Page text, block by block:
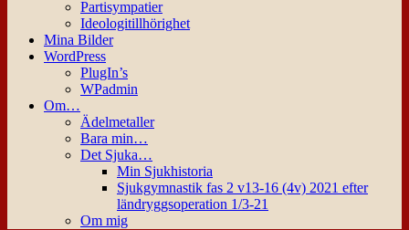
Partisympatier
Ideologitillhörighet
Mina Bilder
WordPress
PlugIn’s
WPadmin
Om…
Ädelmetaller
Bara min…
Det Sjuka…
Min Sjukhistoria
Sjukgymnastik fas 2 v13-16 (4v) 2021 efter
ländryggsoperation 1/3-21
Om mig